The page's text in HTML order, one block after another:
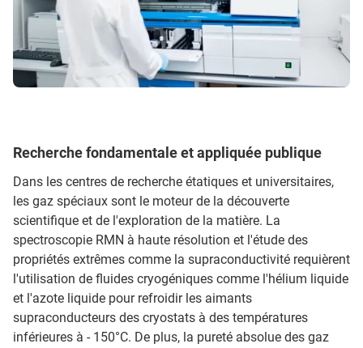
Recherche fondamentale et appliquée publique
Dans les centres de recherche étatiques et universitaires,
les gaz spéciaux sont le moteur de la découverte
scientifique et de l'exploration de la matière. La
spectroscopie RMN à haute résolution et l'étude des
propriétés extrêmes comme la supraconductivité requièrent
l'utilisation de fluides cryogéniques comme l'hélium liquide
et l'azote liquide pour refroidir les aimants
supraconducteurs des cryostats à des températures
inférieures à - 150°C. De plus, la pureté absolue des gaz